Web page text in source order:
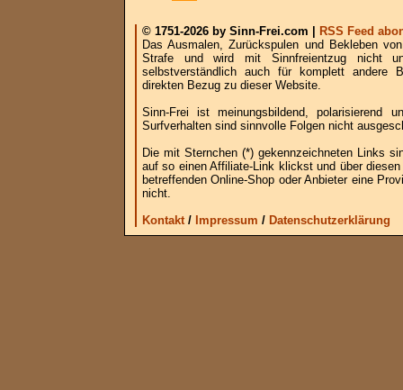
© 1751-2026 by Sinn-Frei.com |
RSS Feed
Das Ausmalen, Zurückspulen und Bekleben
Strafe und wird mit Sinnfreientzug nicht
selbstverständlich auch für komplett andere
direkten Bezug zu dieser Website.
Sinn-Frei ist meinungsbildend, polarisierend
Surfverhalten sind sinnvolle Folgen nicht
Die mit Sternchen (*) gekennzeichneten Links
auf so einen Affiliate-Link klickst und über
betreffenden Online-Shop oder Anbieter eine
nicht.
Kontakt/ Impressum / Datenschutzerklärung